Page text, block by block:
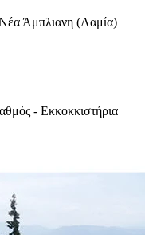
Άμπλιανη (Λαμία)
- Εκκοκκιστήρια